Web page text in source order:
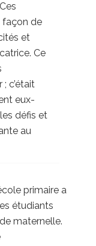
façon de
et
Ce
c’était
eux-
défis et
au
primaire a
étudiants
maternelle.